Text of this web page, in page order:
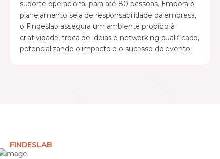
suporte operacional para até 80 pessoas. Embora o
planejamento seja de responsabilidade da empresa,
o Findeslab assegura um ambiente propício à
criatividade, troca de ideias e networking qualificado,
potencializando o impacto e o sucesso do evento.
FINDESLAB